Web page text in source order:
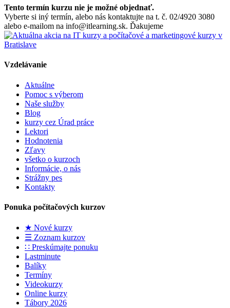
Tento termín kurzu nie je možné objednať.
Vyberte si iný termín, alebo nás kontaktujte na t. č. 02/4920 3080
alebo e-mailom na info@itlearning.sk. Ďakujeme
Vzdelávanie
Aktuálne
Pomoc s výberom
Naše služby
Blog
kurzy cez Úrad práce
Lektori
Hodnotenia
Zľavy
všetko o kurzoch
Informácie, o nás
Strážny pes
Kontakty
Ponuka počítačových kurzov
★ Nové kurzy
☰ Zoznam kurzov
∷ Preskúmajte ponuku
Lastminute
Balíky
Termíny
Videokurzy
Online kurzy
Tábory 2026